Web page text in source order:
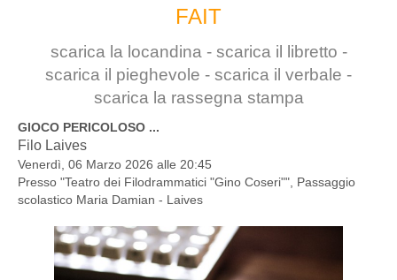
FAIT
scarica la locandina - scarica il libretto -
scarica il pieghevole - scarica il verbale -
scarica la rassegna stampa
GIOCO PERICOLOSO ...
Filo Laives
Venerdì, 06 Marzo 2026 alle 20:45
Presso "Teatro dei Filodrammatici "Gino Coseri"", Passaggio
scolastico Maria Damian - Laives